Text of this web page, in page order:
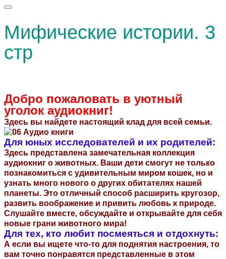
Мифические истории. 3
стр
Добро пожаловать в уютный
уголок аудиокниг!
Здесь вы найдете настоящий клад для всей семьи.
Для юных исследователей и их родителей:
Здесь представлена замечательная коллекция
аудиокниг о животных. Ваши дети смогут не только
познакомиться с удивительным миром кошек, но и
узнать много нового о других обитателях нашей
планеты. Это отличный способ расширить кругозор,
развить воображение и привить любовь к природе.
Слушайте вместе, обсуждайте и открывайте для себя
новые грани животного мира!
Для тех, кто любит посмеяться и отдохнуть:
А если вы ищете что-то для поднятия настроения, то
вам точно понравятся представленные в этом